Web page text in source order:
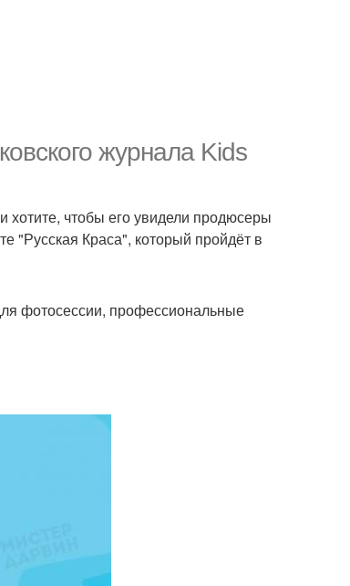
журнала Kids
чтобы его увидели продюсеры
"Русская Краса", который пройдёт в
фотосессии, профессиональные